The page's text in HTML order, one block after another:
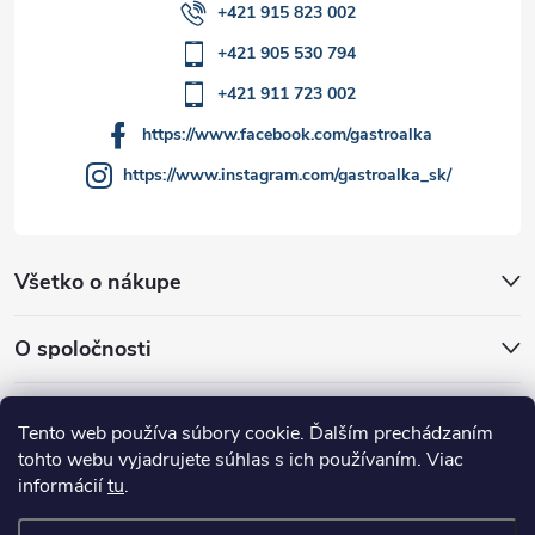
Tento web používa súbory cookie. Ďalším prechádzaním
tohto webu vyjadrujete súhlas s ich používaním. Viac
informáciítu.
Všetko o nákupe
O spoločnosti
+421 915 823 002
+421 905 530 794
+421 911 723 002
https://www.facebook.com/gastroalka
https://www.instagram.com/gastroalka_sk/